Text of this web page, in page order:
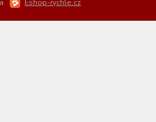
Eshop-rychle.cz